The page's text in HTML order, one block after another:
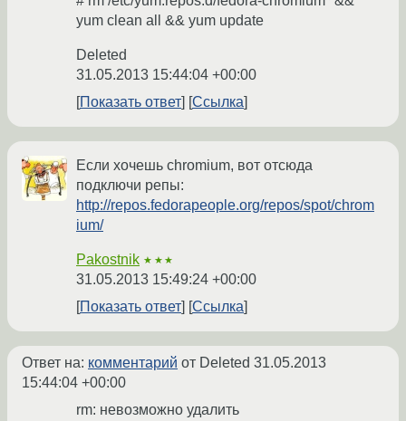
yum clean all && yum update
Deleted
31.05.2013 15:44:04 +00:00
Показать ответ
Ссылка
Если хочешь chromium, вот отсюда
подключи репы:
http://repos.fedorapeople.org/repos/spot/chrom
ium/
Pakostnik ★★★
31.05.2013 15:49:24 +00:00
Показать ответ
Ссылка
Ответ на: комментарий от Deleted 31.05.2013
15:44:04 +00:00
rm: невозможно удалить